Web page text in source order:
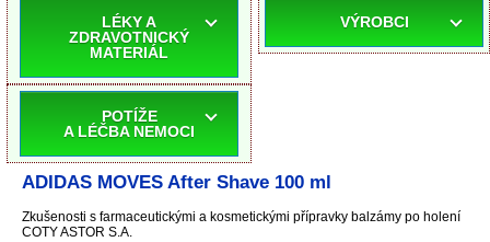
LÉKY A
ZDRAVOTNICKÝ
MATERIÁL
POTÍŽE
A LÉČBA NEMOCI
VÝROBCI
ADIDAS MOVES After Shave 100 ml
Zkušenosti s farmaceutickými a kosmetickými přípravky balzámy po holení
COTY ASTOR S.A.